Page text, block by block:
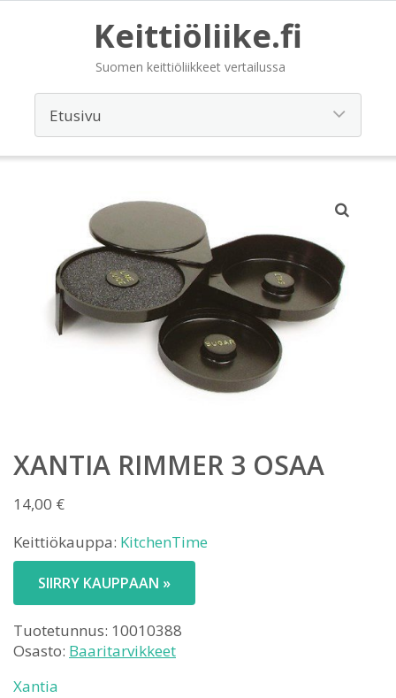
Keittiöliike.fi
Suomen keittiöliikkeet vertailussa
XANTIA RIMMER 3 OSAA
14,00 €
Keittiökauppa: KitchenTime
SIIRRY KAUPPAAN »
Tuotetunnus: 10010388
Osasto: Baaritarvikkeet
Xantia